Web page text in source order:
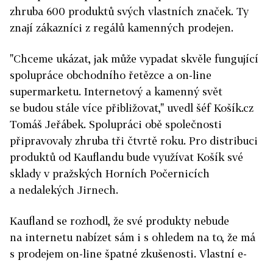
zhruba 600 produktů svých vlastních značek. Ty
znají zákazníci z regálů kamenných prodejen.
"Chceme ukázat, jak může vypadat skvěle fungující
spolupráce obchodního řetězce a on-line
supermarketu. Internetový a kamenný svět
se budou stále více přibližovat," uvedl šéf Košík.cz
Tomáš ­Jeřábek. Spolupráci obě společnosti
připravovaly zhruba tři čtvrtě roku. Pro distribuci
produktů od Kauflandu bude využívat Košík své
sklady v pražských Horních Počernicích
a nedalekých Jirnech.
Kaufland se rozhodl, že své produkty nebude
na internetu nabízet sám i s ohledem na to, že má
s prodejem on-line špatné zkušenosti. Vlastní e-